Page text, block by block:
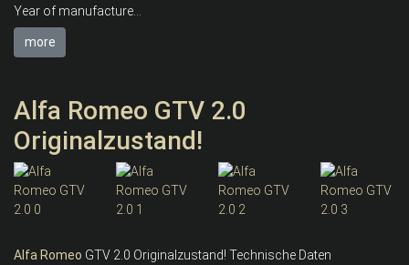
Year of manufacture...
more
Alfa Romeo GTV 2.0
Originalzustand!
Alfa Romeo GTV 2.0 Originalzustand! Technische Daten